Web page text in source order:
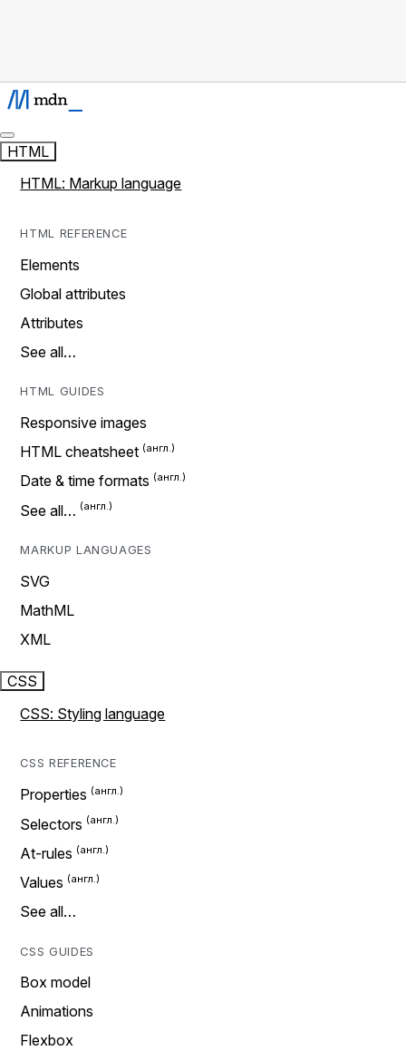
HTML
HTML: Markup language
HTML REFERENCE
Elements
Global attributes
Attributes
See all…
HTML GUIDES
Responsive images
HTML cheatsheet
Date & time formats
See all…
MARKUP LANGUAGES
SVG
MathML
XML
CSS
CSS: Styling language
CSS REFERENCE
Properties
Selectors
At-rules
Values
See all…
CSS GUIDES
Box model
Animations
Flexbox